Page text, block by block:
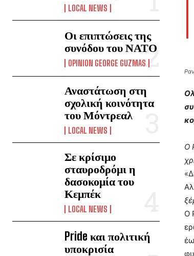
LOCAL NEWS
Οι επιπτώσεις της
συνόδου του ΝΑΤΟ
OPINION GEORGE GUZMAS
Αναστάτωση στη
σχολική κοινότητα
του Μόντρεαλ
LOCAL NEWS
Σε κρίσιμο
σταυροδρόμι η
δασοκομία του
Κεμπέκ
LOCAL NEWS
Pride και πολιτική
υποκρισία
Ο
Ο